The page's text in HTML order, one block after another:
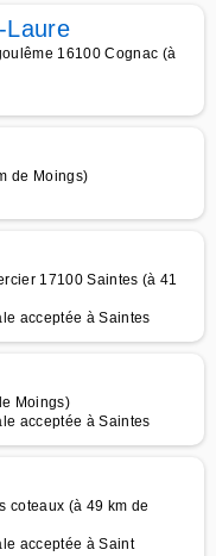
Laure
16100 Cognac (à
de Moings)
17100 Saintes (à 41
acceptée à Saintes
Moings)
acceptée à Saintes
coteaux (à 49 km de
acceptée à Saint